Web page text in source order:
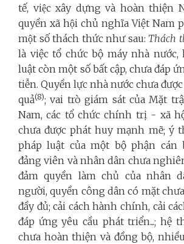
tế, việc xây dựng và hoàn thiện
quyền xã hội chủ nghĩa Việt Nam
một số thách thức như sau: Thách
là việc tổ chức bộ máy nhà nước,
luật còn một số bất cập, chưa đáp
tiễn. Quyền lực nhà nước chưa
quả(8); vai trò giám sát của Mặt
Nam, các tổ chức chính trị - xã
chưa được phát huy mạnh mẽ; ý
pháp luật của một bộ phận cán
đảng viên và nhân dân chưa
đảm quyền làm chủ của nhân
người, quyền công dân có mặt
đầy đủ; cải cách hành chính, cải
đáp ứng yêu cầu phát triển...; hệ
chưa hoàn thiện và đồng bộ,